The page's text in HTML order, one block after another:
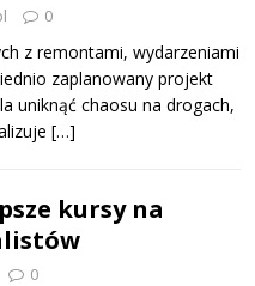
0
z remontami, wydarzeniami
zaplanowany projekt
uniknąć chaosu na drogach,
[…]
kursy na
0